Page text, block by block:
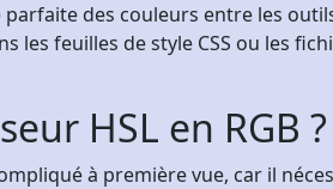
des couleurs entre les
les feuilles de style CSS ou les
HSL en RGB ?
à première vue, car il